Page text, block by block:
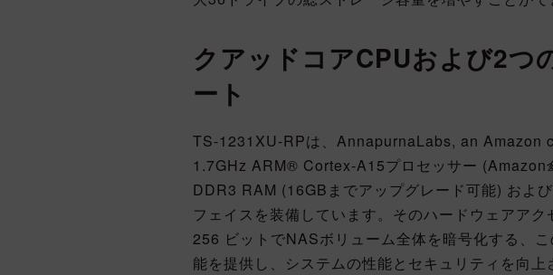
クアッドコアCPUおよび2つ
ート
TS-1231XU-RPは、AnnapurnaLabs, an Amazon
1.7GHz ARM® Cortex-A15プロセッサー
DDR3 RAM (16GBまでアップグレード可能) およ
フェイスを装備しています。そのハードウェアア
256 ビットでNASボリューム全体を暗号化する、
能を提供し、システムの性能とセキュリティを向